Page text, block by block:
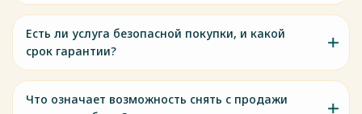
Есть ли услуга безопасной покупки, и какой
срок гарантии?
Что означает возможность снять с продажи